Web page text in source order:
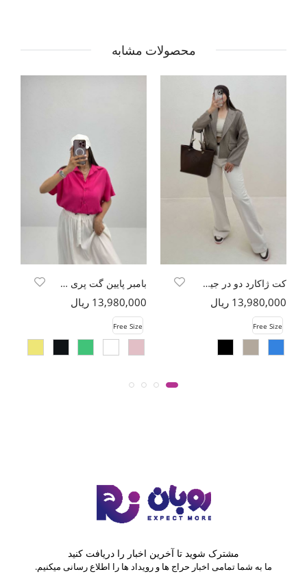
محصولات مشابه
کت ژاکارد دو در جیب طرح بتجقه
13,980,000 ریال
Free Size
بامبر پایین گت پری سیلک
13,980,000 ریال
Free Size
مشترک شوید تا آخرین اخبار را دریافت کنید
ما به شما تمامی اخبار حراج ها و رویداد ها را اطلاع رسانی میکنیم.